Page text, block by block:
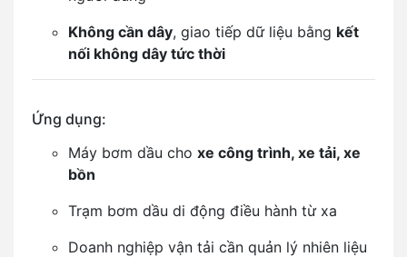
Không cần dây, giao tiếp dữ liệu bằng kết
nối không dây tức thời
Ứng dụng:
Máy bơm dầu cho xe công trình, xe tải, xe
bồn
Trạm bơm dầu di động điều hành từ xa
Doanh nghiệp vận tải cần quản lý nhiên liệu